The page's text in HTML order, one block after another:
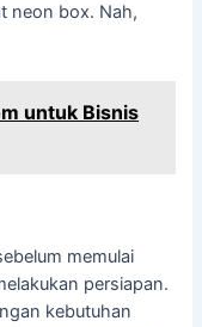
neon box. Nah,
untuk Bisnis
memulai
persiapan.
kebutuhan